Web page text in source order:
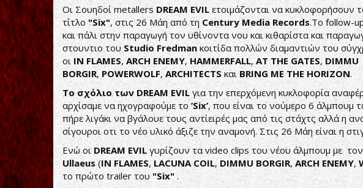
Οι Σουηδοί metallersDREAM EVIL ετοιμάζονται να κυκλοφορήσουν
τίτλο"Six", στις 26 Μάη από τηCentury Media Records.Το follow-
και πάλι στην παραγωγή τον υθίνοντα νου και κιθαρίστα και
στουντιο του Studio Fredman κοιτίδα πολλών διαμαντιών του
οι IN FLAMES,ARCH ENEMY, HAMMERFALL, AT THE GATES, DIMMU
BORGIR, POWERWOLF,ARCHITECTSκαιBRING ME THE HORIZON.
Το σχόλιο των DREAM EVIL για την επερχόμενη κυκλοφορία
αρχίσαμε να ηχογραφούμε το’Six’, που είναι το νούμερο 6 άλμπουμ
πήρε λιγάκι να βγάλουε τους αντίειρές μας από τις στάχτς αλλά η
σίγουροι οτι το νέο υλικό άξιζε την αναμονή. Στις 26 Μάη είναι η
Ενώ οι DREAM EVILγυρίζουν τα video clips του νέου άλμπουμ με
Ullaeus(IN FLAMES,LACUNA COIL,DIMMU BORGIR,ARCH ENEMY,
το πρώτο trailer του"Six" .